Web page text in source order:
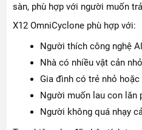
sàn, phù hợp với người muốn
X12 OmniCyclone phù hợp với:
Người thích công nghệ
Nhà có nhiều vật cản
Gia đình có trẻ nhỏ hoặc
Người muốn lau con lăn
Người không quá nhạy